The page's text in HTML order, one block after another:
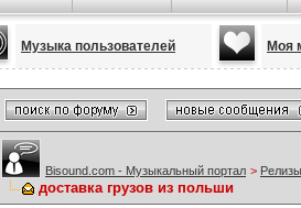
Музыка пользователей Моя
Bisound.com - Музыкальный портал > Релизы
доставка грузов из польши